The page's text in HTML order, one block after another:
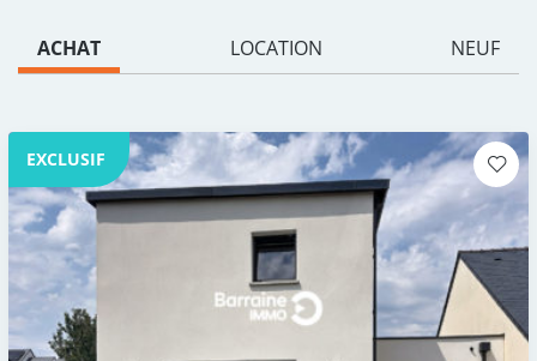
ACHAT LOCATION NEUF
EXCLUSIF